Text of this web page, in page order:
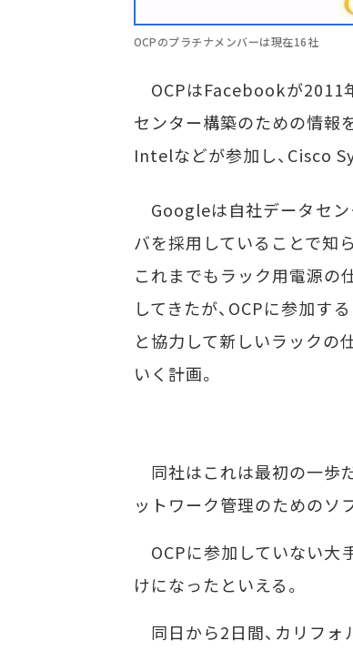
OCPのプラチナメンバーは現在16社
OCPはFacebookが2011
センター構築のための情報
Intelなどが参加し、Cisco
Googleは自社データセン
バを採用していることで知
これまでもラック用電源の
してきたが、OCPに参加す
と協力して新しいラックの
いく計画。
同社はこれは最初の一歩
ットワーク管理のためのソ
OCPに参加していない大
けになったといえる。
同日から2日間、カリフォ